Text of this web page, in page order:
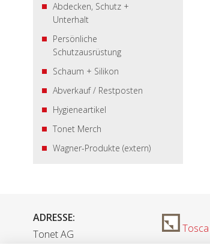
Abdecken, Schutz +
Unterhalt
Persönliche
Schutzausrüstung
Schaum + Silikon
Abverkauf / Restposten
Hygieneartikel
Tonet Merch
Wagner-Produkte (extern)
ADRESSE:
Tonet AG